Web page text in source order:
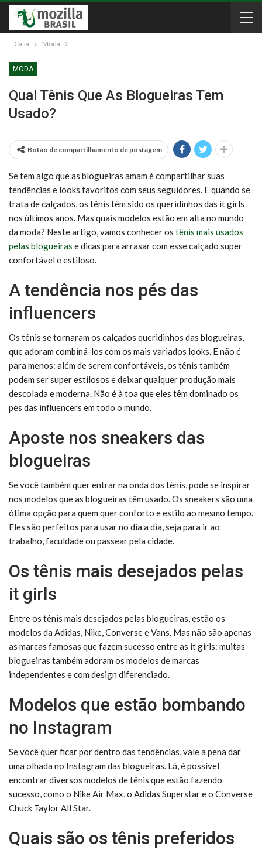
Casa Moda
MODA
Qual Tênis Que As Blogueiras Tem
Usado?
Botão de compartilhamento de postagem
Se tem algo que as blogueiras amam é compartilhar suas
tendências e looks favoritos com seus seguidores. E quando se
trata de calçados, os tênis têm sido os queridinhos das it girls
nos últimos anos. Mas quais modelos estão em alta no mundo
da moda? Neste artigo, vamos conhecer os tênis mais usados
pelas blogueiras e dicas para arrasar com esse calçado super
confortável e estiloso.
A tendência nos pés das
influencers
Os tênis se tornaram os calçados queridinhos das blogueiras,
que adoram combiná-los com os mais variados looks. E não é
para menos: além de serem confortáveis, os tênis também
podem ser super estilosos e deixar qualquer produção mais
descolada e moderna. Não é à toa que eles têm dominado os
pés das influencers em todo o mundo.
Aposte nos sneakers das
blogueiras
Se você também quer entrar na onda dos tênis, pode se inspirar
nos modelos que as blogueiras têm usado. Os sneakers são uma
ótima opção para quem quer conforto e estilo ao mesmo tempo.
Eles são perfeitos para usar no dia a dia, seja para ir ao
trabalho, faculdade ou passear pela cidade.
Os tênis mais desejados pelas
it girls
Entre os tênis mais desejados pelas blogueiras, estão os
modelos da Adidas, Nike, Converse e Vans. Mas não são apenas
as marcas famosas que fazem sucesso entre as it girls: muitas
blogueiras também adoram os modelos de marcas
independentes e com design diferenciado.
Modelos que estão bombando
no Instagram
Se você quer ficar por dentro das tendências, vale a pena dar
uma olhada no Instagram das blogueiras. Lá, é possível
encontrar diversos modelos de tênis que estão fazendo
sucesso, como o Nike Air Max, o Adidas Superstar e o Converse
Chuck Taylor All Star.
Quais são os tênis preferidos